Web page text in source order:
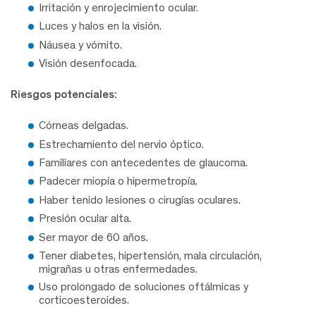
Irritación y enrojecimiento ocular.
Luces y halos en la visión.
Náusea y vómito.
Visión desenfocada.
Riesgos potenciales:
Córneas delgadas.
Estrechamiento del nervio óptico.
Familiares con antecedentes de glaucoma.
Padecer miopía o hipermetropía.
Haber tenido lesiones o cirugías oculares.
Presión ocular alta.
Ser mayor de 60 años.
Tener diabetes, hipertensión, mala circulación,
migrañas u otras enfermedades.
Uso prolongado de soluciones oftálmicas y
corticoesteroides.